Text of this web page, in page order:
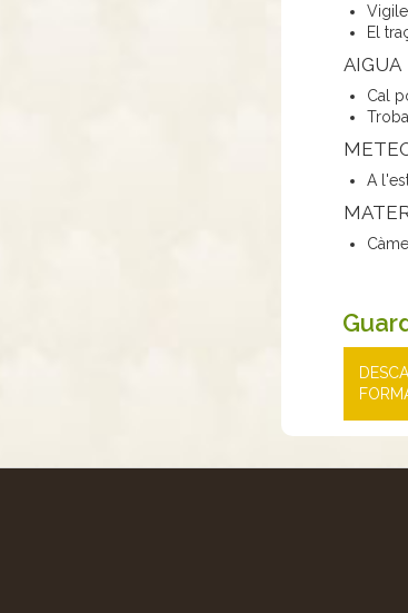
El
AIGUA
Cal
A